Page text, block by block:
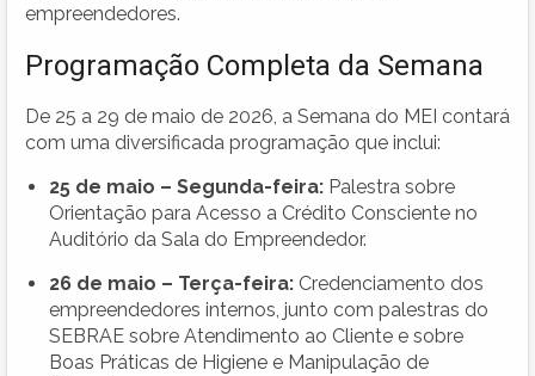
empreendedores.
Programação Completa da Semana
De 25 a 29 de maio de 2026, a Semana do MEI contará
com uma diversificada programação que inclui:
25 de maio – Segunda-feira: Palestra sobre
Orientação para Acesso a Crédito Consciente no
Auditório da Sala do Empreendedor.
26 de maio – Terça-feira: Credenciamento dos
empreendedores internos, junto com palestras do
SEBRAE sobre Atendimento ao Cliente e sobre
Boas Práticas de Higiene e Manipulação de